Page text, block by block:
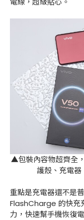
▲包裝內容物超齊全
護殼、充電器
重點是充電器還不是
FlashCharge 的快充
力，快速幫手機恢復